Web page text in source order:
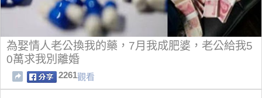
為娶情人老公換我的藥，7月我成肥婆，老公給我5
0萬求我別離婚
2261觀看